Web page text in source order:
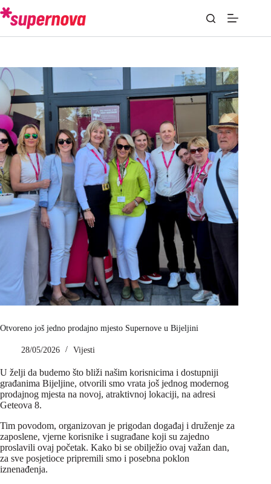
Otvoreno još jedno prodajno mjesto Supernove u Bijeljini
28/05/2026 Vijesti
U želji da budemo što bliži našim korisnicima i dostupniji
građanima Bijeljine, otvorili smo vrata još jednog modernog
prodajnog mjesta na novoj, atraktivnoj lokaciji, na adresi
Geteova 8.
Tim povodom, organizovan je prigodan događaj i druženje za
zaposlene, vjerne korisnike i sugrađane koji su zajedno
proslavili ovaj početak. Kako bi se obilježio ovaj važan dan,
za sve posjetioce pripremili smo i posebna poklon
iznenađenja.